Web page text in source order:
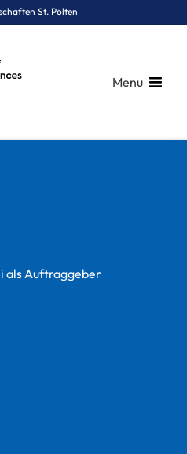
St. Pölten
Menu
als Auftraggeber